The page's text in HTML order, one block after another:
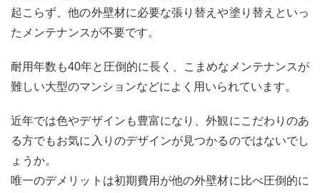
起こらず、他の外壁材に必要な張り替えや塗り替えといっ
たメンテナンスが不要です。
耐用年数も40年と圧倒的に長く、こまめなメンテナンスが
難しい大型のマンションなどによく用いられています。
近年では色やデザインも豊富になり、外観にこだわりのあ
る方でもお気に入りのデザインが見つかるのではないでし
ょうか。
唯一のデメリットは初期費用が他の外壁材に比べ圧倒的に